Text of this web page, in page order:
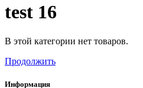
test 16
В этой категории нет товаров.
Продолжить
Информация